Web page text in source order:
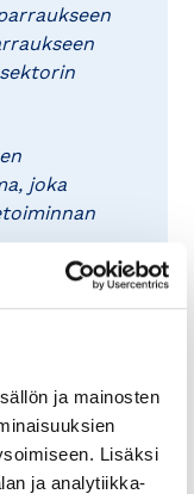
ja mainosten
Lisäksi
ja analytiikka-
joka
kasvun
voittoa